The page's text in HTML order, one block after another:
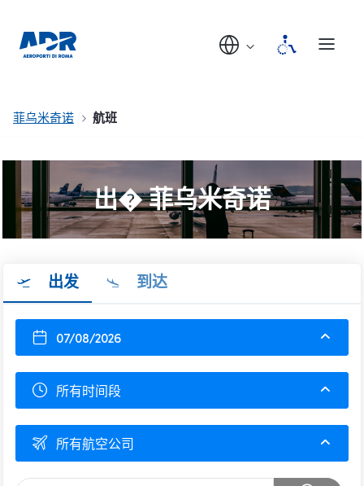
菲乌米奇诺 航班
出� 菲乌米奇诺
出发 到达
07/08/2026
所有时间段
所有航空公司